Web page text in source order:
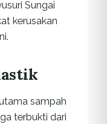
Sungai
kerusakan
sampah
terbukti dari